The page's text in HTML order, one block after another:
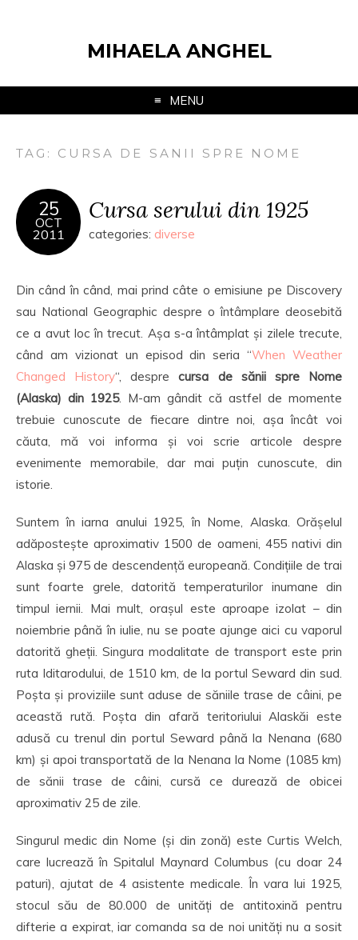
MIHAELA ANGHEL
MENU
TAG: CURSA DE SANII SPRE NOME
25
OCT
2011
Cursa serului din 1925
categories: diverse
Din când în când, mai prind câte o emisiune pe Discovery
sau National Geographic despre o întâmplare deosebită
ce a avut loc în trecut. Așa s-a întâmplat și zilele trecute,
când am vizionat un episod din seria “When Weather
Changed History“, desprecursa de sănii spre Nome
(Alaska) din 1925. M-am gândit că astfel de momente
trebuie cunoscute de fiecare dintre noi, așa încât voi
căuta, mă voi informa și voi scrie articole despre
evenimente memorabile, dar mai puțin cunoscute, din
istorie.
Suntem în iarna anului 1925, în Nome, Alaska. Orășelul
adăpostește aproximativ 1500 de oameni, 455 nativi din
Alaska și 975 de descendență europeană. Condițiile de trai
sunt foarte grele, datorită temperaturilor inumane din
timpul iernii. Mai mult, orașul este aproape izolat – din
noiembrie până în iulie, nu se poate ajunge aici cu vaporul
datorită gheții. Singura modalitate de transport este prin
ruta Iditarodului, de 1510 km, de la portul Seward din sud.
Poșta și proviziile sunt aduse de săniile trase de câini, pe
această rută. Poșta din afară teritoriului Alaskăi este
adusă cu trenul din portul Seward până la Nenana (680
km) și apoi transportată de la Nenana la Nome (1085 km)
de sănii trase de câini, cursă ce durează de obicei
aproximativ 25 de zile.
Singurul medic din Nome (și din zonă) este Curtis Welch,
care lucrează în Spitalul Maynard Columbus (cu doar 24
paturi), ajutat de 4 asistente medicale. În vara lui 1925,
stocul său de 80.000 de unități de antitoxină pentru
difterie a expirat, iar comanda sa de noi unități nu a sosit